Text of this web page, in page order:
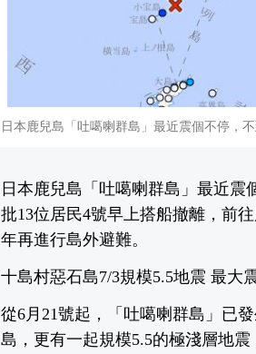
日本鹿兒島「吐噶喇群島」最近震個不停，
日本鹿兒島「吐噶喇群島」最近
批13位居民4號早上搭船撤離，前
年再進行島外避難。
十島村惡石島7/3規模5.5地震 最大
從6月21號起，「吐噶喇群島」已
島，更有一起規模5.5的極淺層地